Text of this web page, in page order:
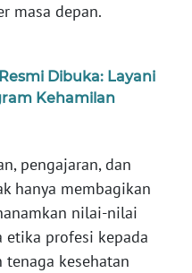
masa depan.
Dibuka: Layani
Kehamilan
pengajaran, dan
hanya membagikan
nilai-nilai
etika profesi kepada
kesehatan